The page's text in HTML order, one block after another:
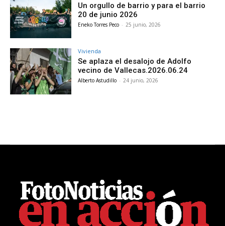
Un orgullo de barrio y para el barrio
20 de junio 2026
Eneko Torres Peco - 25 junio, 2026
Vivienda
Se aplaza el desalojo de Adolfo
vecino de Vallecas.2026.06.24
Alberto Astudillo - 24 junio, 2026